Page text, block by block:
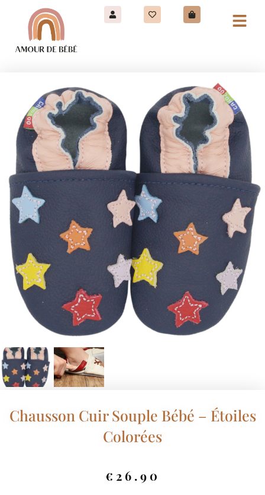
Chausson Cuir Souple Bébé – Étoiles
Colorées
€ 26.90